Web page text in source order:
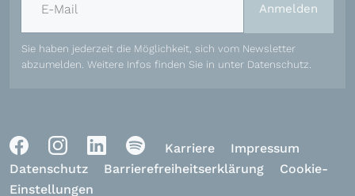
Anmelden
Sie haben jederzeit die Möglichkeit, sich vom Newsletter
abzumelden. Weitere Infos finden Sie in unter Datenschutz
Karriere
Impressum
Datenschutz
Barrierefreiheitserklärung
Cookie-
Einstellungen